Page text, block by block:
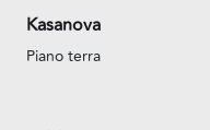
Kasanova
Piano terra